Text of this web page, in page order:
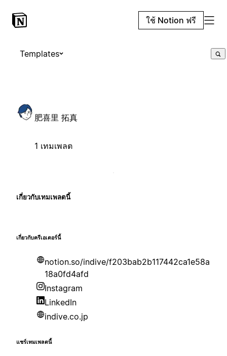
ใช้ Notion ฟรี
Templates
肥喜里 拓真
1 เทมเพลต
เกี่ยวกับเทมเพลตนี้
เกี่ยวกับครีเอเตอร์นี้
notion.so/indive/f203bab2b117442ca1e58a
18a0fd4afd
Instagram
LinkedIn
indive.co.jp
แชร์เทมเพลตนี้